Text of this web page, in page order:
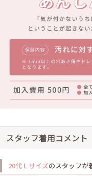
スタッフ着用コメント
20代Ｌサイズのスタッフが